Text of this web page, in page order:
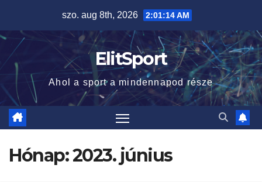
content
szo. aug 8th, 2026 2:01:15 AM
ElitSport
Ahol a sport a mindennapod része
Hónap:2023. június